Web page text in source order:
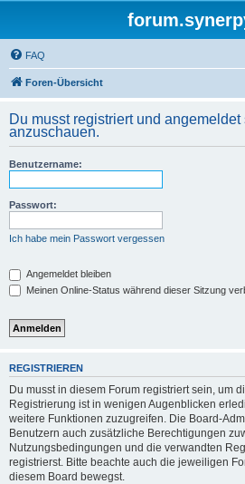
FAQ
Foren-Übersicht
Du musst registriert und
anzuschauen.
Benutzername:
Passwort:
Ich habe mein Passwort vergessen
Angemeldet bleiben
Meinen Online-Status während dieser Sitzung
REGISTRIEREN
Du musst in diesem Forum registriert sein, um
Registrierung ist in wenigen Augenblicken
weitere Funktionen zuzugreifen. Die Board-
Benutzern auch zusätzliche Berechtigungen
Nutzungsbedingungen und die verwandten
registrierst. Bitte beachte auch die jeweiligen
diesem Board bewegst.